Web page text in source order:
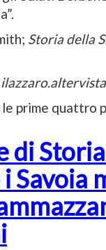
Storia della
prime quattro
di
Savoia